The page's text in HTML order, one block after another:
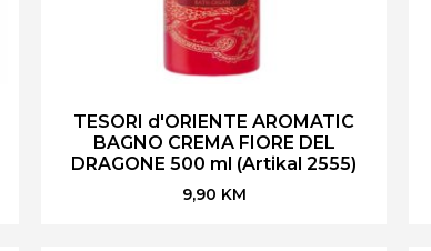
TESORI d'ORIENTE AROMATIC
BAGNO CREMA FIORE DEL
DRAGONE 500 ml (Artikal 2555)
9,90 KM